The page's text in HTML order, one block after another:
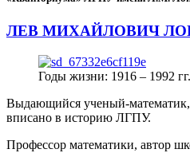
ЛЕВ МИХАЙЛОВИЧ
Годы жизни: 1916 – 1992 гг.
Выдающийся ученый-
вписано в историю ЛГПУ.
Профессор математики, автор